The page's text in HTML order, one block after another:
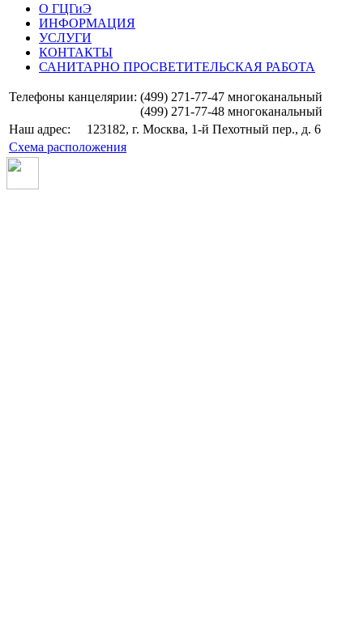
О ГЦГиЭ
ИНФОРМАЦИЯ
УСЛУГИ
КОНТАКТЫ
САНИТАРНО ПРОСВЕТИТЕЛЬСКАЯ РАБОТА
Телефоны канцелярии: (499) 271-77-47 многоканальный
(499) 271-77-48 многоканальный
Наш адрес: 123182, г. Москва, 1-й Пехотный пер., д. 6
Схема расположения